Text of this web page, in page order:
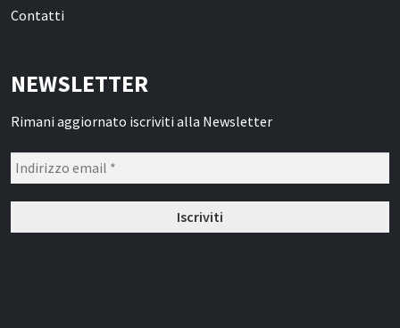
Contatti
NEWSLETTER
Rimani aggiornato iscriviti alla Newsletter